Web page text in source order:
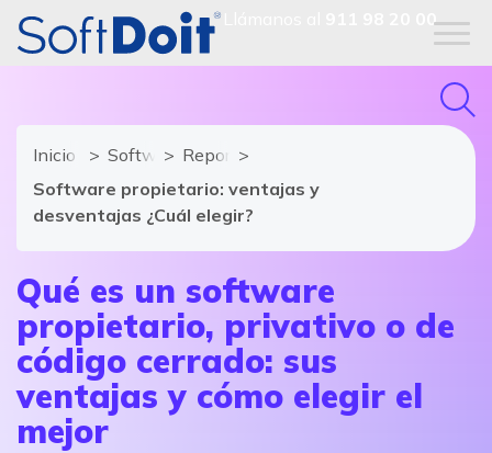
911 98 20 00
Inicio Software ERPReportajes
Software propietario: ventajas y
desventajas ¿Cuál elegir?
Qué es un software
propietario, privativo o de
código cerrado: sus
ventajas y cómo elegir el
mejor